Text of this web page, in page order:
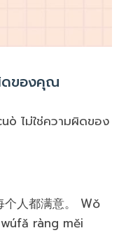
ดของคุณ
ไม่ใช่ความผิดของ
个人都满意。 Wǒ
ràng měi